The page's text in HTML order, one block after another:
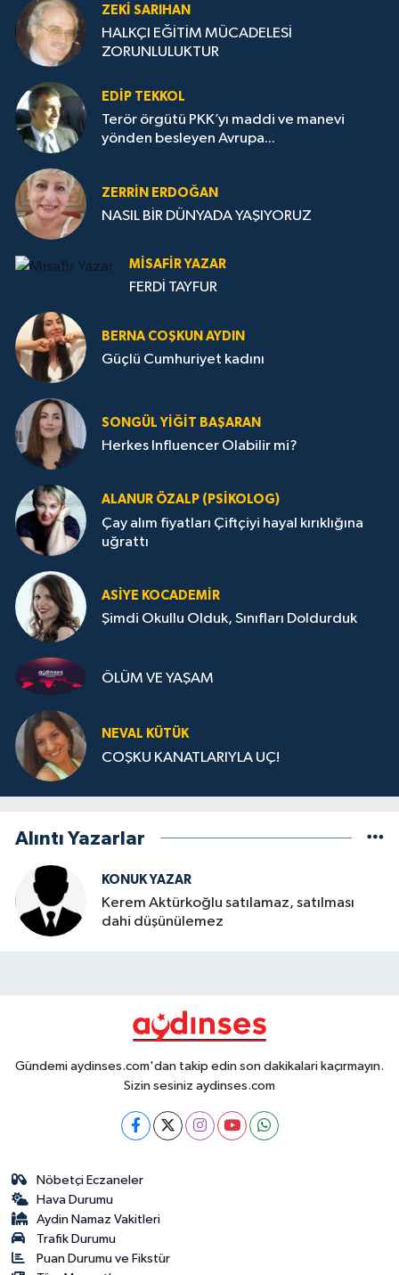
ZEKI SARIHAN
HALKÇI EĞİTİM MÜCADELESİ
ZORUNLULUKTUR
EDIP TEKKOL
Terör örgütü PKK’yı maddi ve manevi
yönden besleyen Avrupa...
ZERRIN ERDOĞAN
NASIL BİR DÜNYADA YAŞIYORUZ
MISAFIR YAZAR
FERDİ TAYFUR
BERNA COŞKUN AYDIN
Güçlü Cumhuriyet kadını
SONGÜL YIĞIT BAŞARAN
Herkes Influencer Olabilir mi?
ALANUR ÖZALP (PSIKOLOG)
Çay alım fiyatları Çiftçiyi hayal kırıklığına
uğrattı
ASIYE KOCADEMİR
Şimdi Okullu Olduk, Sınıfları Doldurduk
ÖLÜM VE YAŞAM
NEVAL KÜTÜK
COŞKU KANATLARIYLA UÇ!
Alıntı Yazarlar
KONUK YAZAR
Kerem Aktürkoğlu satılamaz, satılması
dahi düşünülemez
Gündemi aydinses.com'dan takip edin son dakikalari kaçırmayın.
Sizin sesiniz aydinses.com
Nöbetçi Eczaneler
Hava Durumu
Aydin Namaz Vakitleri
Trafik Durumu
Puan Durumu ve Fikstür